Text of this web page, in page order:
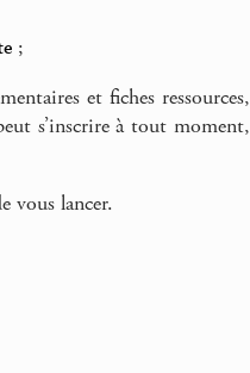
;
et fiches ressources,
s’inscrire à tout moment,
vous lancer.